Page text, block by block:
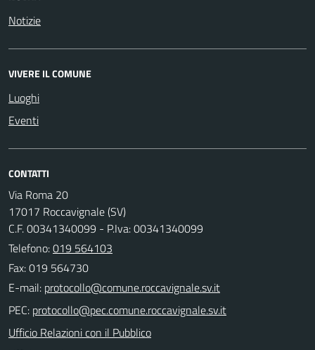
Notizie
VIVERE IL COMUNE
Luoghi
Eventi
CONTATTI
Via Roma 20
17017 Roccavignale (SV)
C.F. 00341340099 - P.Iva: 00341340099
Telefono:019 564103
Fax: 019 564730
E-mail:
PEC:
Ufficio Relazioni con il Pubblico